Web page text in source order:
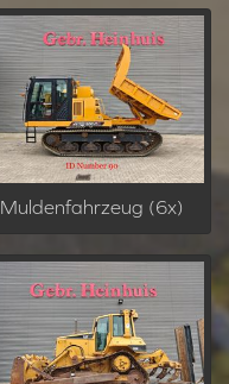
Muldenfahrzeug (6x)